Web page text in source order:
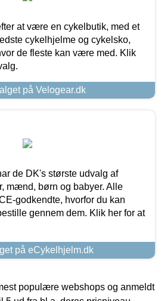
at være en cykelbutik, med et
cykelhjelme og cykelsko,
de fleste kan være med. Klik
på Velogear.dk
de DK's største udvalg af
mænd, børn og babyer. Alle
godkendte, hvorfor du kan
gennem dem. Klik her for at
på eCykelhjelm.dk
populære webshops og anmeldt